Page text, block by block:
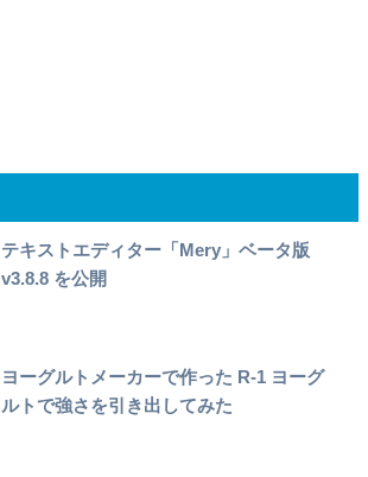
テキストエディター「Mery」ベータ版
v3.8.8 を公開
ヨーグルトメーカーで作った R-1 ヨーグ
ルトで強さを引き出してみた